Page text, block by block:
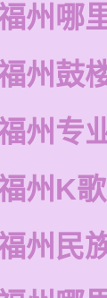
州哪
州鼓
州专
州K
州民